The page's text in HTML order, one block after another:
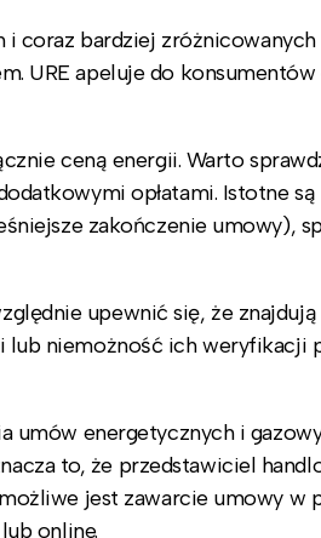
coraz bardziej
URE apeluje do
ceną energii. Warto
opłatami. Istotne
zakończenie umowy),
upewnić się, że
niemożność ich weryfikacji
umów energetycznych i
to, że przedstawiciel
jest zawarcie umowy w
online.